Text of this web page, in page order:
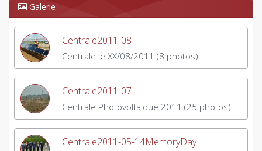
Galerie
Centrale2011-08
Centrale le XX/08/2011 (8 photos)
Centrale2011-07
Centrale Photovoltaïque 2011 (25 photos)
Centrale2011-05-14MemoryDay